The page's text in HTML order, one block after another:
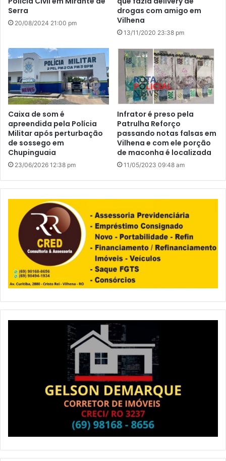
Serra
20/08/2024 21:00 pm
drogas com amigo em
Vilhena
13/11/2020 23:38 pm
Caixa de som é
apreendida pela Polícia
Militar após perturbação
de sossego em
Chupinguaia
23/06/2026 12:38 pm
Infrator é preso pela
Patrulha Reforço
passando notas falsas em
Vilhena e com ele porção
de maconha é localizada
11/05/2023 09:48 am